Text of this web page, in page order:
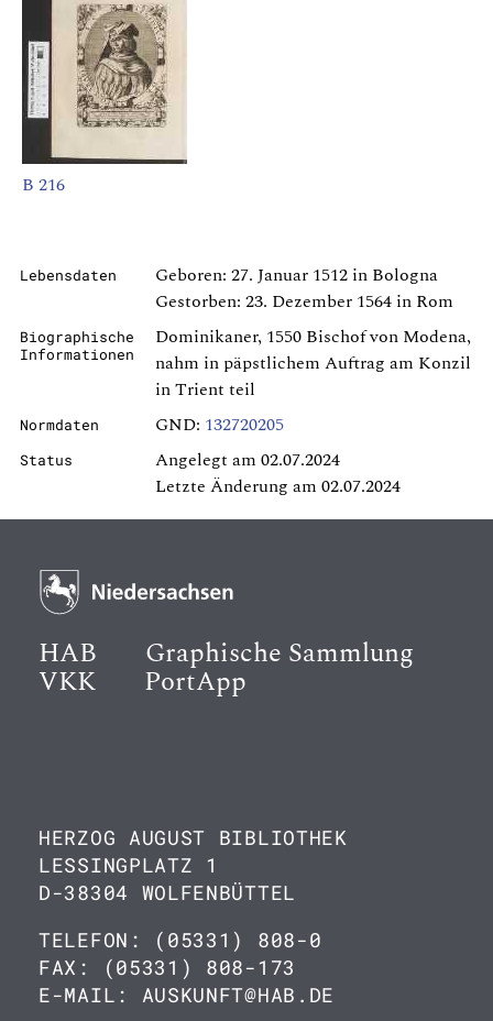
B 216
Lebensdaten
Geboren: 27. Januar 1512 in Bologna
Gestorben: 23. Dezember 1564 in Rom
Biographische
Informationen
Dominikaner, 1550 Bischof von Modena,
nahm in päpstlichem Auftrag am Konzil
in Trient teil
Normdaten GND: 132720205
Status
Angelegt am 02.07.2024
Letzte Änderung am 02.07.2024
HAB Graphische Sammlung
VKK PortApp
HERZOG AUGUST BIBLIOTHEK
LESSINGPLATZ 1
D-38304 WOLFENBÜTTEL
TELEFON: (05331) 808-0
FAX: (05331) 808-173
E-MAIL: AUSKUNFT@HAB.DE